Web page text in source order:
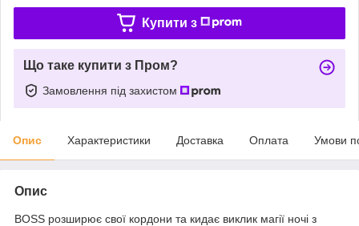
Купити з
Що таке купити з Пром?
Замовлення під захистом
Опис Характеристики Доставка Оплата Умови
Опис
BOSS розширює свої кордони та кидає виклик магії ночі з